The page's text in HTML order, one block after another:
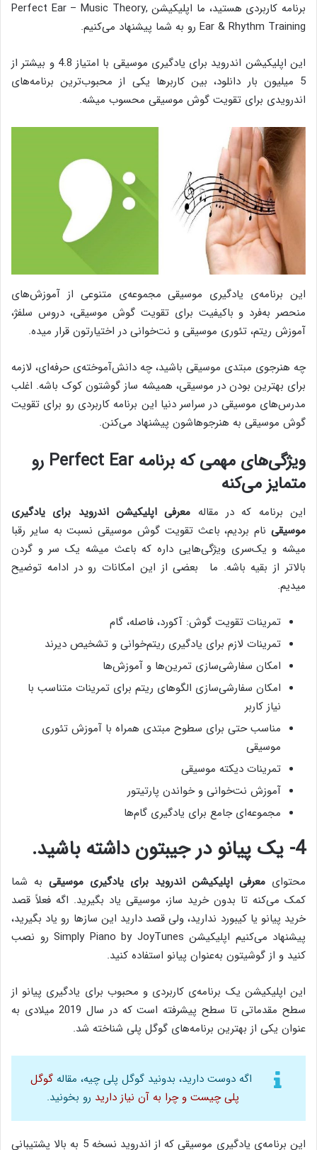
برنامه کاربردی هستید، ما اپلیکیشن Perfect Ear – Music Theory,
Ear & Rhythm Training رو به شما پیشنهاد می‌کنیم.
این اپلیکیشن اندروید برای یادگیری موسیقی با امتیاز 4.8 و بیشتر از
5 میلیون بار دانلود، بین کاربرها یکی از محبوب‌ترین برنامه‌های
اندرویدی برای تقویت گوش موسیقی محسوب میشه.
این برنامه‌ی یادگیری موسیقی مجموعه‌ی‌ متنوعی از آموزش‌های
منحصر به‌فرد و باکیفیت برای تقویت گوش موسیقی، دروس سلفژ،
آموزش ریتم، تئوری موسیقی و نت‌خوانی در اختیارتون قرار میده.
چه هنرجوی مبتدی موسیقی باشید، چه دانش‌آموخته‌‌ی حرفه‌ای، لازمه
برای بهترین بودن در موسیقی، همیشه ساز گوشتون کوک باشه. اغلب
مدرس‌های موسیقی در سراسر دنیا این برنامه کاربردی رو برای تقویت
گوش موسیقی به هنرجوهاشون پیشنهاد می‌کنن.
ویژگی‌های مهمی که برنامه Perfect Ear رو
متمایز می‌کنه
این برنامه که در مقاله معرفی اپلیکیشن اندروید برای یادگیری
موسیقی نام بردیم، باعث تقویت گوش موسیقی نسبت به سایر رقبا
میشه و یک‌سری ویژگی‌هایی داره که باعث میشه یک سر و گردن
بالاتر از بقیه باشه. ما بعضی از این امکانات رو در ادامه توضیح
میدیم.
تمرینات تقویت گوش: آکورد، فاصله، گام
تمرینات لازم برای یادگیری ریتم‌خوانی و تشخیص دیرند
امکان سفارشی‌سازی تمرین‌ها و آموزش‌ها
امکان سفارشی‌سازی الگوهای ریتم برای تمرینات متناسب با
نیاز کاربر
مناسب حتی برای سطوح مبتدی همراه با آموزش تئوری
موسیقی
تمرینات دیکته موسیقی
آموزش نت‌خوانی و خواندن پارتیتور
مجموعه‌ای جامع برای یادگیری گام‌ها
4- یک پیانو در جیبتون داشته باشید.
محتوای معرفی اپلیکیشن اندروید برای یادگیری موسیقی به شما
کمک می‌کنه تا بدون خرید ساز، موسیقی یاد بگیرید. اگه فعلاً قصد
خرید پیانو یا کیبورد ندارید، ولی قصد دارید این سازها رو یاد بگیرید،
پیشنهاد می‌‌کنیم اپلیکیشن Simply Piano by JoyTunes رو نصب
کنید و از گوشیتون به‌عنوان پیانو استفاده کنید.
این اپلیکیشن یک برنامه‌ی کاربردی و محبوب برای یادگیری پیانو از
سطح مقدماتی تا سطح پیشرفته است که در سال 2019 میلادی به
عنوان یکی از بهترین برنامه‌های گوگل پلی شناخته شد.
اگه دوست دارید، بدونید گوگل پلی چیه، مقالهگوگل
پلی چیست و چرا به آن نیاز دارید رو بخونید.
این برنامه‌ی یادگیری موسیقی که از اندروید نسخه 5 به بالا پشتیبانی